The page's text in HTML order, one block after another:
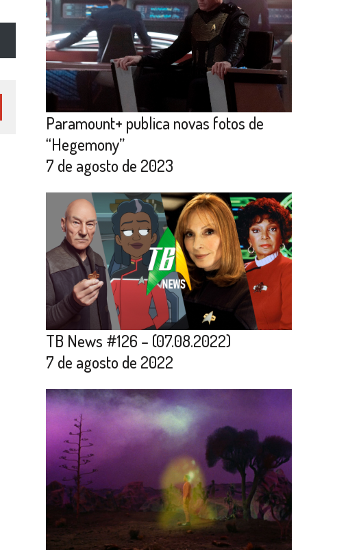
Paramount+ publica novas fotos de
“Hegemony”
7 de agosto de 2023
TB News #126 – (07.08.2022)
7 de agosto de 2022